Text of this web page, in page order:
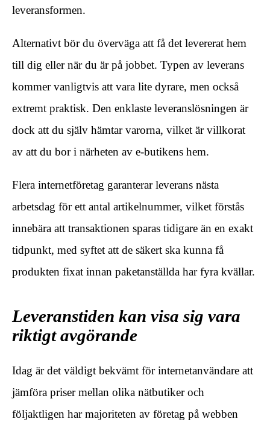
leveransformen.
Alternativt bör du överväga att få det levererat hem
till dig eller när du är på jobbet. Typen av leverans
kommer vanligtvis att vara lite dyrare, men också
extremt praktisk. Den enklaste leveranslösningen är
dock att du själv hämtar varorna, vilket är villkorat
av att du bor i närheten av e-butikens hem.
Flera internetföretag garanterar leverans nästa
arbetsdag för ett antal artikelnummer, vilket förstås
innebära att transaktionen sparas tidigare än en exakt
tidpunkt, med syftet att de säkert ska kunna få
produkten fixat innan paketanställda har fyra kvällar.
Leveranstiden kan visa sig vara
riktigt avgörande
Idag är det väldigt bekvämt för internetanvändare att
jämföra priser mellan olika nätbutiker och
följaktligen har majoriteten av företag på webben